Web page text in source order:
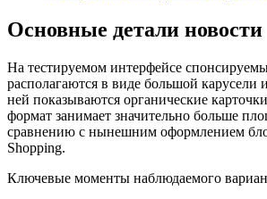
Основные детали новости
На тестируемом интерфейсе
располагаются в виде большой карусели
ней показываются органические
формат занимает значительно больше
сравнению с нынешним оформлением
Shopping.
Ключевые моменты наблюдаемого